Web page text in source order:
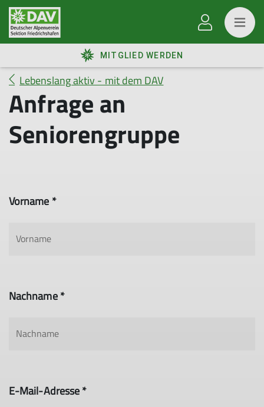
MITGLIED WERDEN
Lebenslang aktiv - mit dem DAV
Anfrage an
Seniorengruppe
Vorname *
Nachname *
E-Mail-Adresse *